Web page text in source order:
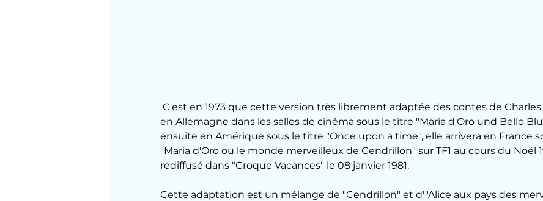
en Allemagne dans les salles de cinéma sous le titre "Maria d'Oro und Bello
ensuite en Amérique sous le titre "Once upon a time", elle arrivera en France
"Maria d'Oro ou le monde merveilleux de Cendrillon" sur TF1 au cours du Noël
rediffusé dans "Croque Vacances" le 08 janvier 1981.
Cette adaptation est un mélange de "Cendrillon" et d'"Alice aux pays des